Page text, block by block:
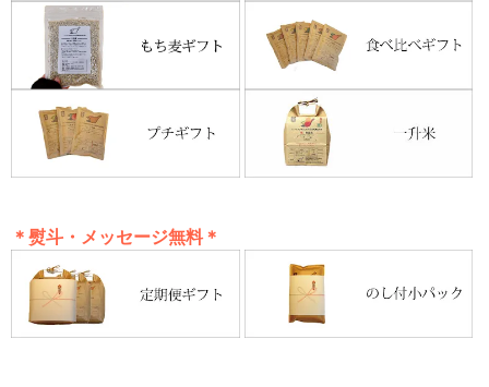
＊熨斗・メッセージ無料＊